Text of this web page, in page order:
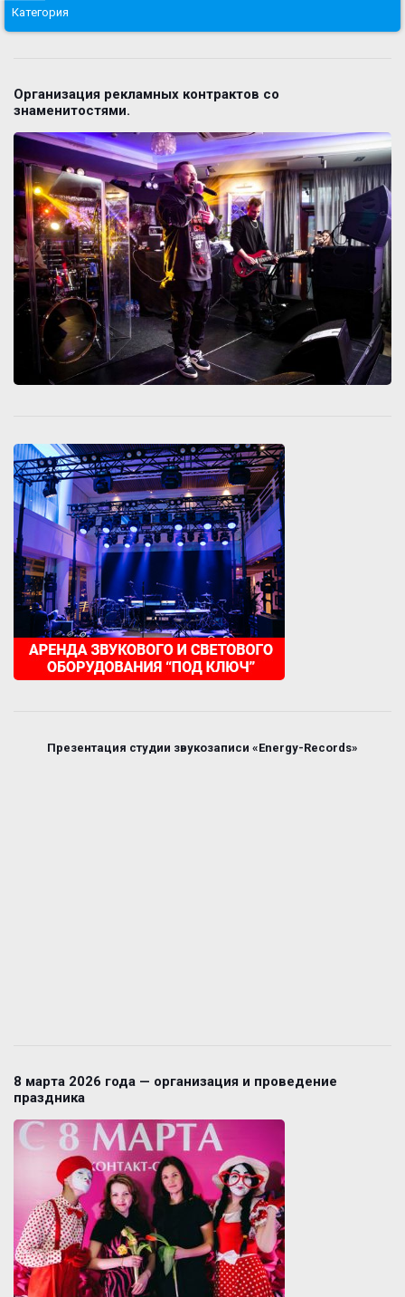
Категория
Организация рекламных контрактов со
знаменитостями.
Презентация студии звукозаписи «Energy-Records»
8 марта 2026 года — организация и проведение
праздника